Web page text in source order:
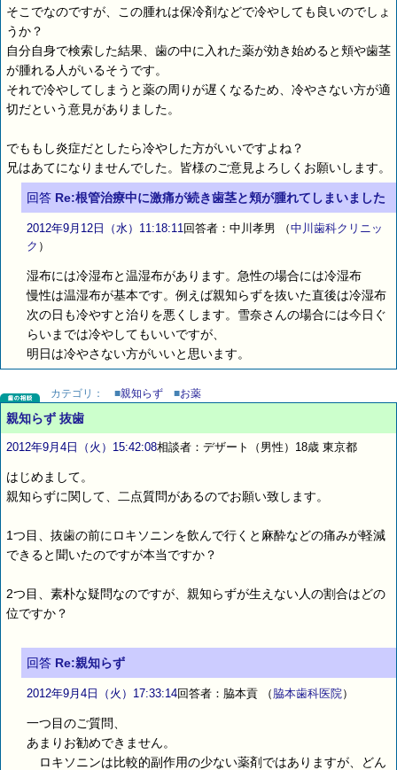
そこでなのですが、この腫れは保冷剤などで冷やしても良いのでしょ
うか？
自分自身で検索した結果、歯の中に入れた薬が効き始めると頬や歯茎
が腫れる人がいるそうです。
それで冷やしてしまうと薬の周りが遅くなるため、冷やさない方が適
切だという意見がありました。
でももし炎症だとしたら冷やした方がいいですよね？
兄はあてになりませんでした。皆様のご意見よろしくお願いします。
回答 Re:根管治療中に激痛が続き歯茎と頬が腫れてしまいました
2012年9月12日（水）11:18:11回答者：中川孝男 （中川歯科クリニッ
ク ）
湿布には冷湿布と温湿布があります。急性の場合には冷湿布
慢性は温湿布が基本です。例えば親知らずを抜いた直後は冷湿布
次の日も冷やすと治りを悪くします。雪奈さんの場合には今日ぐ
らいまでは冷やしてもいいですが、
明日は冷やさない方がいいと思います。
カテゴリ： ■親知らず ■お薬
親知らず 抜歯
2012年9月4日（火）15:42:08相談者：デザート（男性）18歳 東京都
はじめまして。
親知らずに関して、二点質問があるのでお願い致します。
1つ目、抜歯の前にロキソニンを飲んで行くと麻酔などの痛みが軽減
できると聞いたのですが本当ですか？
2つ目、素朴な疑問なのですが、親知らずが生えない人の割合はどの
位ですか？
回答 Re:親知らず
2012年9月4日（火）17:33:14回答者：脇本貢 （ 脇本歯科医院）
一つ目のご質問、
あまりお勧めできません。
ロキソニンは比較的副作用の少ない薬剤ではありますが、どん